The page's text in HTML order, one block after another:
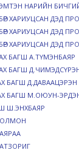
НАРИЙН
ХАРИУЦСАН ДЭД
ХАРИУЦСАН ДЭД
ХАРИУЦСАН ДЭД
БАГШ А.ТҮМЭНБАЯР
БАГШ
БАГШ Д.ДАВААЦЭРЭН
БАГШ М.ОЮУН-
Ш.ЭНХБАЯР